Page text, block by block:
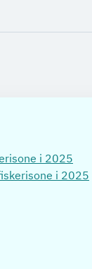
i 2025
i 2025